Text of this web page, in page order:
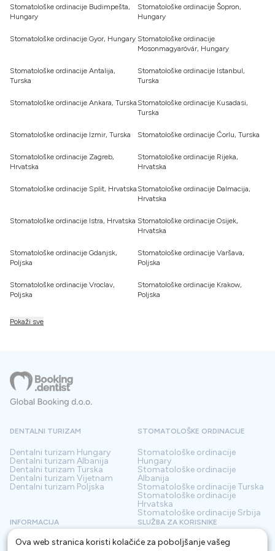
Stomatološke ordinacije Budimpešta,
Hungary
Stomatološke ordinacije Šopron,
Hungary
Stomatološke ordinacije Gyor, Hungary Stomatološke ordinacije
Mosonmagyaróvár, Hungary
Stomatološke ordinacije Antalija,
Turska
Stomatološke ordinacije Istanbul,
Turska
Stomatološke ordinacije Ankara, Turska Stomatološke ordinacije Kusadasi,
Turska
Stomatološke ordinacije Izmir, Turska Stomatološke ordinacije Ćorlu, Turska
Stomatološke ordinacije Zagreb,
Hrvatska
Stomatološke ordinacije Rijeka,
Hrvatska
Stomatološke ordinacije Split, Hrvatska Stomatološke ordinacije Dalmacija,
Hrvatska
Stomatološke ordinacije Istra, Hrvatska Stomatološke ordinacije Osijek,
Hrvatska
Stomatološke ordinacije Gdanjsk,
Poljska
Stomatološke ordinacije Varšava,
Poljska
Stomatološke ordinacije Vroclav,
Poljska
Stomatološke ordinacije Krakow,
Poljska
Pokaži sve
Ova web stranica koristi kolačiće za poboljšanje vašeg
DENTALNI TURIZAM
Dentalni turizam Hungary
Dentalni turizam Albanija
Dentalni turizam Turska
Dentalni turizam Vijetnam
Dentalni turizam Poljska
STOMATOLOŠKE ORDINACIJE
Stomatološke ordinacije
Hungary
Stomatološke ordinacije
Albanija
Stomatološke ordinacije Turska
Stomatološke ordinacije
Hrvatska
Stomatološke ordinacije Srbija
INFORMACIJA
O nama
SLUŽBA ZA KORISNIKE
Odredbe i uvjeti